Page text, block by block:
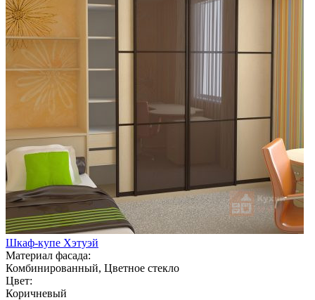
Шкаф-купе Хэтуэй
Материал фасада:
Комбинированный, Цветное стекло
Цвет:
Коричневый